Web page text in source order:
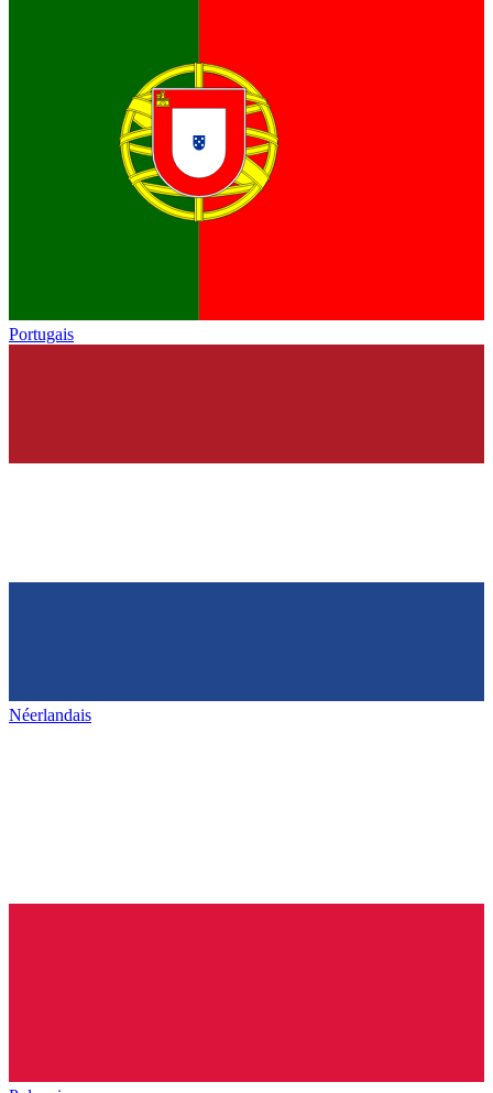
Portugais
Néerlandais